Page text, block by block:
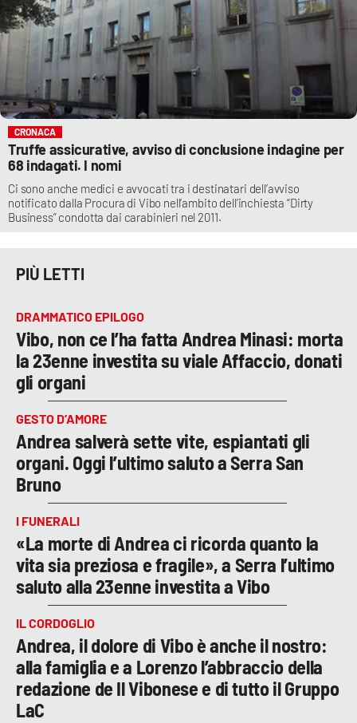
CRONACA
Truffe assicurative, avviso di conclusione indagine per
68 indagati. I nomi
Ci sono anche medici e avvocati tra i destinatari dell’avviso
notificato dalla Procura di Vibo nell’ambito dell’inchiesta “Dirty
Business” condotta dai carabinieri nel 2011.
PIÙ LETTI
DRAMMATICO EPILOGO
Vibo, non ce l’ha fatta Andrea Minasi: morta
la 23enne investita su viale Affaccio, donati
gli organi
GESTO D’AMORE
Andrea salverà sette vite, espiantati gli
organi. Oggi l’ultimo saluto a Serra San
Bruno
I FUNERALI
«La morte di Andrea ci ricorda quanto la
vita sia preziosa e fragile», a Serra l’ultimo
saluto alla 23enne investita a Vibo
IL CORDOGLIO
Andrea, il dolore di Vibo è anche il nostro:
alla famiglia e a Lorenzo l’abbraccio della
redazione de Il Vibonese e di tutto il Gruppo
LaC